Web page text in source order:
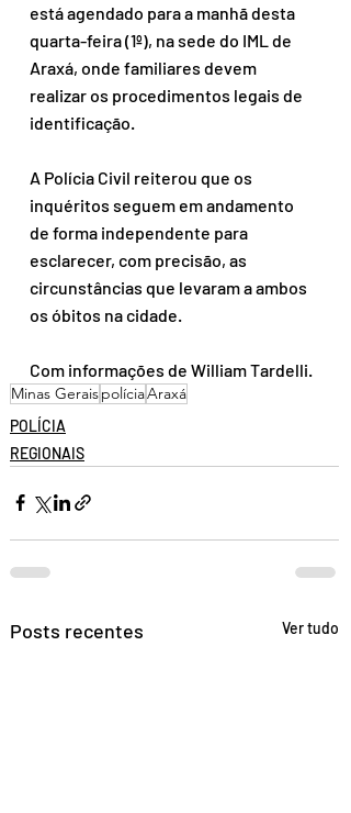
está agendado para a manhã desta
quarta-feira (1º), na sede do IML de
Araxá, onde familiares devem
realizar os procedimentos legais de
identificação.
A Polícia Civil reiterou que os
inquéritos seguem em andamento
de forma independente para
esclarecer, com precisão, as
circunstâncias que levaram a ambos
os óbitos na cidade.
Com informações de William Tardelli.
Minas GeraispolíciaAraxá
POLÍCIA
REGIONAIS
Posts recentes Ver tudo